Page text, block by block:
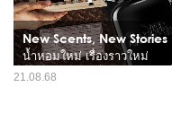
New Scents, New Stories
น้ำหอมใหม่ เรื่องราวใหม่
น้ำหอมไม่ใช่แค่กลิ่น แต่คือ “ภาษาที่
กลิ่นหอมบางกลิ่นพาเราย้อนกลับ
21.08.68